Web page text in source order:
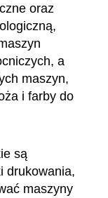
oraz
a
maszyn,
i farby do
są
drukowania,
maszyny